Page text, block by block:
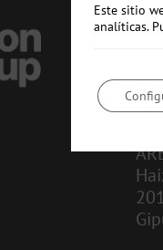
Este sitio
analíticas.